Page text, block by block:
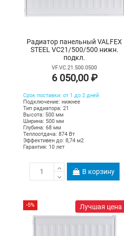
Радиатор панельный VALFEX
STEEL VC21/500/500 нижн.
подкл.
VF.VC.21.500.0500
6 050,00 ₽
Срок поставки: от 1 до 2 дней
Подключение: нижнее
Тип радиатора: 21
Высота: 500 мм
Ширина: 500 мм
Глубина: 68 мм
Теплоотдача: 874 Вт
Эффективен до: 8,74 м2
Гарантия: 10 лет
В корзину
Лучшая цена
-5%